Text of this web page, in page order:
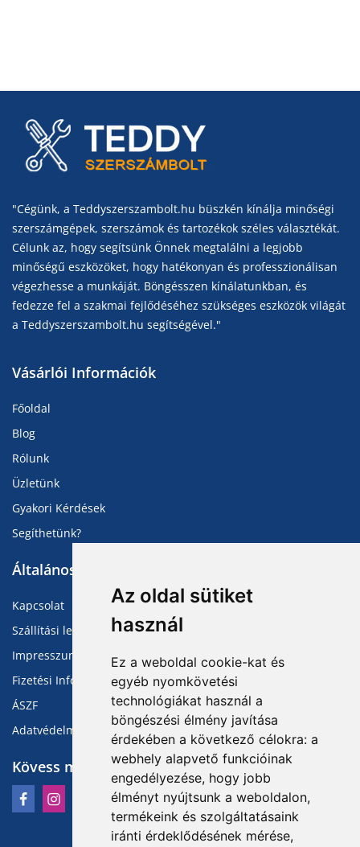
Az oldal sütiket
használ
Ez a weboldal cookie-kat és
egyéb nyomkövetési
technológiákat használ a
böngészési élmény javítása
érdekében a következő célokra: a
webhely alapvető funkcióinak
engedélyezése, hogy jobb
élményt nyújtsunk a weboldalon,
termékeink és szolgáltatásaink
iránti érdeklődésének mérése,
"Cégünk, a Teddyszerszambolt.hu büszkén kínálja minőségi
szerszámgépek, szerszámok és tartozékok széles választékát.
Célunk az, hogy segítsünk Önnek megtalálni a legjobb
minőségű eszközöket, hogy hatékonyan és professzionálisan
végezhesse a munkáját. Böngésszen kínálatunkban, és
fedezze fel a szakmai fejlődéséhez szükséges eszközök világát
a Teddyszerszambolt.hu segítségével."
Vásárlói Információk
Főoldal
Blog
Rólunk
Üzletünk
Gyakori Kérdések
Segíthetünk?
Általános Információk
Kapcsolat
Szállítási lehetőségek
Impresszum
Fizetési Információk
ÁSZF
Adatvédelmi Tájékoztató
Kövess minket